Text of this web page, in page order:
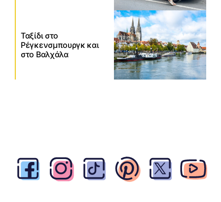
Ταξίδι στο
Ρέγκενσμπουργκ και
στο Βαλχάλα